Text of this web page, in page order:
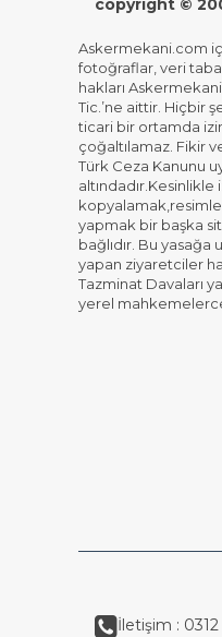
copyright ©
Askermekani.com
fotoğraflar, veri
hakları
Tic.’ne aittir. Hiçbir
ticari bir ortamda
çoğaltılamaz. Fikir
Türk Ceza Kanunu
yapmak bir başka
bağlıdır. Bu
yapan ziyaretciler
Tazminat Davaları
yerel mahkemelerce
İletişim :